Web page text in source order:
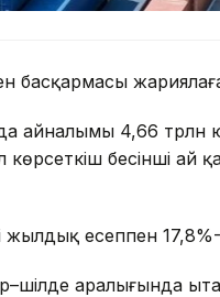
басқармасы
айналымы 4,66
бесінші
есеппен 17,8%-
аралығында